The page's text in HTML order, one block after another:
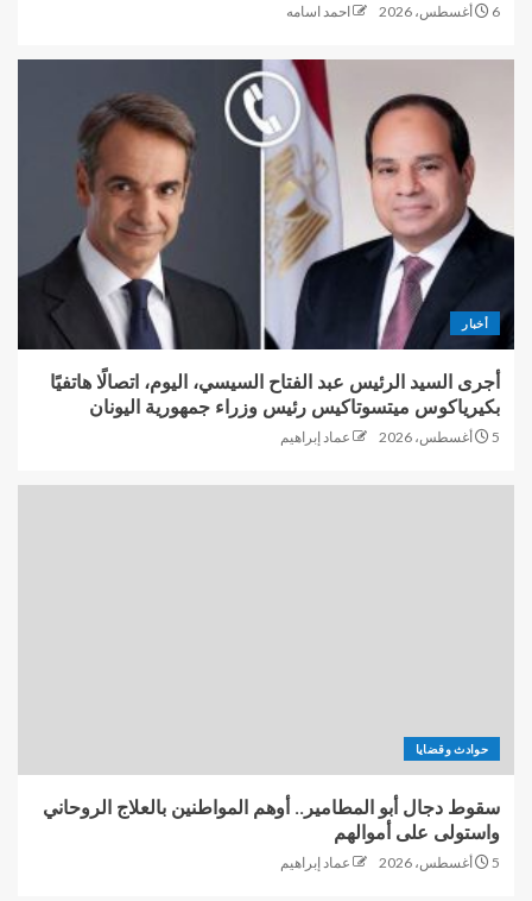
6 أغسطس، 2026 احمد اسامه
أخبار
أجرى السيد الرئيس عبد الفتاح السيسي، اليوم، اتصالًا هاتفيًا
بكيرياكوس ميتسوتاكيس رئيس وزراء جمهورية اليونان
5 أغسطس، 2026 عماد إبراهيم
حوادث وقضايا
سقوط دجال أبو المطامير.. أوهم المواطنين بالعلاج الروحاني
واستولى على أموالهم
5 أغسطس، 2026 عماد إبراهيم